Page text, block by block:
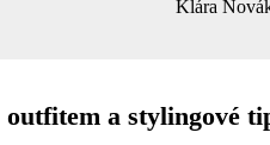
Klára
a stylingové